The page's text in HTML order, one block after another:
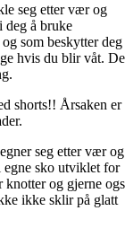
seg etter vær og
deg å bruke
som beskytter deg
hvis du blir våt.
shorts!! Årsaken er
seg etter vær og
egne sko utviklet for
knotter og gjerne
ikke sklir på glatt